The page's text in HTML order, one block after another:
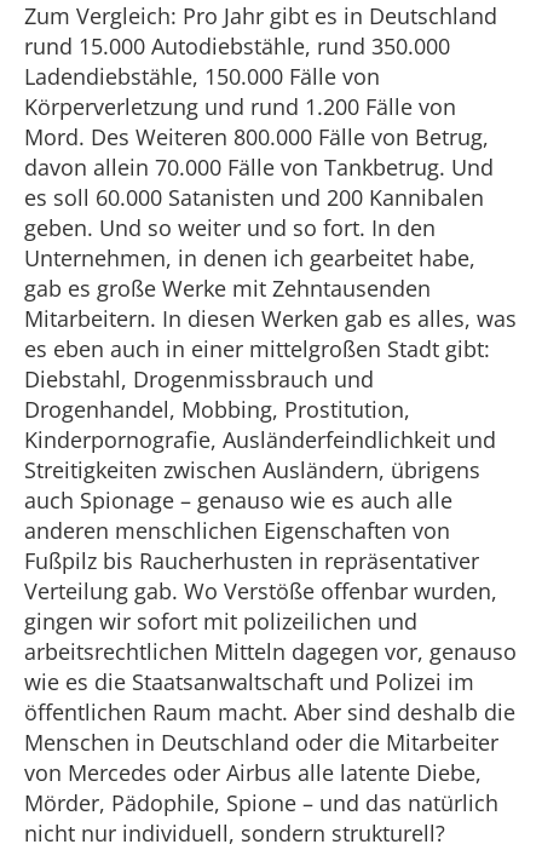
Zum Vergleich: Pro Jahr gibt es in Deutschland
rund 15.000 Autodiebstähle, rund 350.000
Ladendiebstähle, 150.000 Fälle von
Körperverletzung und rund 1.200 Fälle von
Mord. Des Weiteren 800.000 Fälle von Betrug,
davon allein 70.000 Fälle von Tankbetrug. Und
es soll 60.000 Satanisten und 200 Kannibalen
geben. Und so weiter und so fort. In den
Unternehmen, in denen ich gearbeitet habe,
gab es große Werke mit Zehntausenden
Mitarbeitern. In diesen Werken gab es alles, was
es eben auch in einer mittelgroßen Stadt gibt:
Diebstahl, Drogenmissbrauch und
Drogenhandel, Mobbing, Prostitution,
Kinderpornografie, Ausländerfeindlichkeit und
Streitigkeiten zwischen Ausländern, übrigens
auch Spionage – genauso wie es auch alle
anderen menschlichen Eigenschaften von
Fußpilz bis Raucherhusten in repräsentativer
Verteilung gab. Wo Verstöße offenbar wurden,
gingen wir sofort mit polizeilichen und
arbeitsrechtlichen Mitteln dagegen vor, genauso
wie es die Staatsanwaltschaft und Polizei im
öffentlichen Raum macht. Aber sind deshalb die
Menschen in Deutschland oder die Mitarbeiter
von Mercedes oder Airbus alle latente Diebe,
Mörder, Pädophile, Spione – und das natürlich
nicht nur individuell, sondern strukturell?